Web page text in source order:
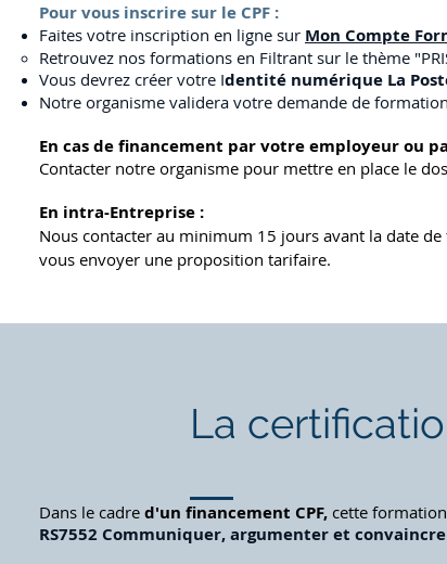
Pour vous inscrire sur le CPF :
Faites votre inscription en ligne sur Mon Compte
Retrouvez nos formations en Filtrant sur le thème
Vous devrez créer votre Identité numérique La
Notre organisme validera votre demande de
En cas de financement par votre employeur ou
Contacter notre organisme pour mettre en place le
En intra-Entreprise :
Nous contacter au minimum 15 jours avant la date
vous envoyer une proposition tarifaire.
La
Dans le cadre d'un financement CPF, cette
RS7552 Communiquer, argumenter et